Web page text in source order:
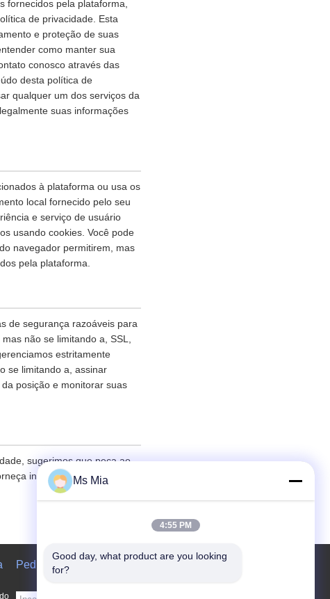
fornecidos pela plataforma,
de privacidade. Esta
e proteção de suas
como manter sua
conosco através das
desta política de
qualquer um dos serviços da
suas informações
à plataforma ou usa os
local fornecido pelo seu
e serviço de usuário
usando cookies. Você pode
navegador permitirem, mas
pela plataforma.
de segurança razoáveis para
não se limitando a, SSL,
estritamente
se limitando a, assinar
posição e monitorar suas
sugerimos que peça ao
informações a nós sob a
Pedir um orçamento
Ms Mia
4:55 PM
Good day, what product are you looking
for?